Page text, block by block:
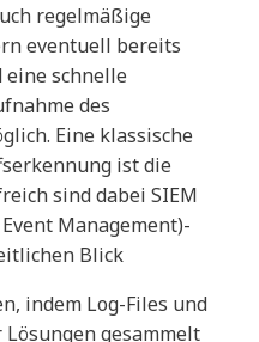
regelmäßige
eventuell bereits
eine schnelle
des
Eine klassische
ist die
sind dabei SIEM
Management)-
Blick
indem Log-Files und
gesammelt